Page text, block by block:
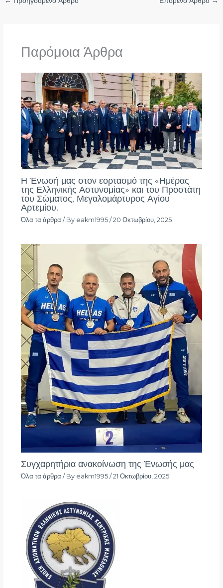
Παρόμοια Άρθρα
Η Ένωσή μας στον εορτασμό της «Ημέρας
της Ελληνικής Αστυνομίας» και του Προστάτη
του Σώματος, Μεγαλομάρτυρος Αγίου
Αρτεμίου.
Όλα τα άρθρα / By eakm1995 / 20 Οκτωβρίου, 2025
Συγχαρητήρια ανακοίνωση της Ένωσής μας
Όλα τα άρθρα / By eakm1995 / 21 Οκτωβρίου, 2025